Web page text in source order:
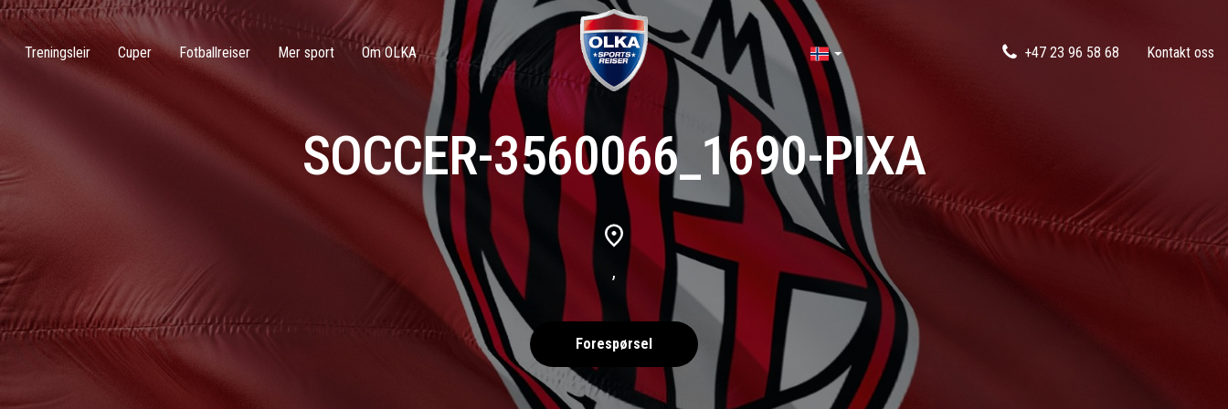
Treningsleir Cuper Fotballreiser Mer sport Om OLKA +47 23 96 58 68 Kontakt oss
SOCCER-3560066_1690-PIXA
,
Forespørsel